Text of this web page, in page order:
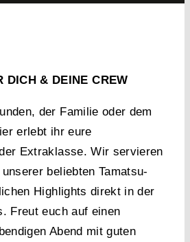
DICH & DEINE CREW
der Familie oder dem
erlebt ihr eure
Extraklasse. Wir servieren
beliebten Tamatsu-
Highlights direkt in der
Freut euch auf einen
Abend mit guten